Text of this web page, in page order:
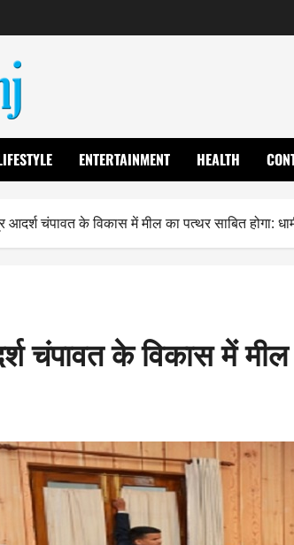
ENTERTAINMENT HEALTH
आदर्श चंपावत के विकास में मील का पत्थर साबित होगा:
चंपावत के विकास में मील